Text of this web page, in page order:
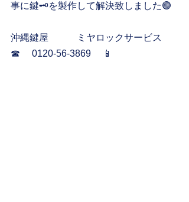
事に鍵🗝️を製作して解決致しました🟣
沖縄鍵屋　　　ミヤロックサービス
☎︎     0120-56-3869     📱